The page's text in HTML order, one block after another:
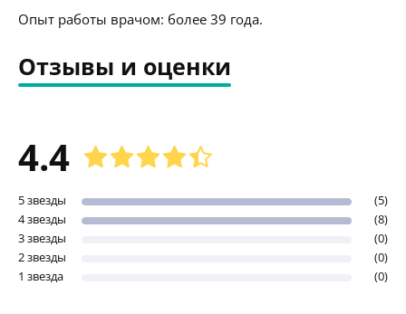
Опыт работы врачом: более 39 года.
Отзывы и оценки
4.4
5 звезды
(5)
4 звезды
(8)
3 звезды
(0)
2 звезды
(0)
1 звезда
(0)